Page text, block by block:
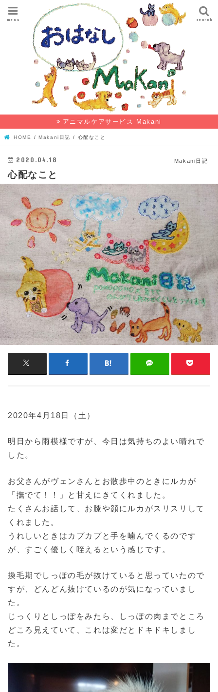
search
menu
アニマルケアサービス Makani
HOME Makani日記 心配なこと
Makani日記
2020.04.18
心配なこと
2020年4月18日（土）
明日から雨模様ですが、今日は気持ちのよい晴れで
した。
お父さんがヴェンさんとお散歩中のときにルカが
「撫でて！！」と甘えにきてくれました。
たくさんお話して、お膝や顔にルカがスリスリして
くれました。
うれしいときはカプカプと手を噛んでくるのです
が、すごく優しく咥えるという感じです。
換毛期でしっぽの毛が抜けていると思っていたので
すが、どんどん抜けているのが気になっていまし
た。
じっくりとしっぽをみたら、しっぽの肉までところ
どころ見えていて、これは変だとドキドキしまし
た。